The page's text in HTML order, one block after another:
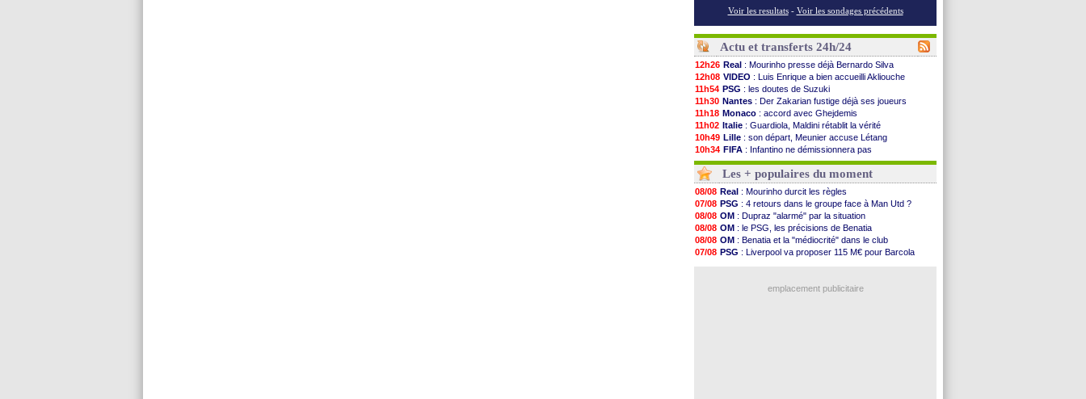
Voir les resultats - Voir les sondages précédents
Actu et transferts 24h/24
12h26 Real : Mourinho presse déjà Bernardo Silva
12h08 VIDEO : Luis Enrique a bien accueilli Akliouche
11h54 PSG : les doutes de Suzuki
11h30 Nantes : Der Zakarian fustige déjà ses joueurs
11h18 Monaco : accord avec Ghejdemis
11h02 Italie : Guardiola, Maldini rétablit la vérité
10h49 Lille : son départ, Meunier accuse Létang
10h34 FIFA : Infantino ne démissionnera pas
10h16 Barça: Flick esquive pour Ferran Torres
10h00
Liverpool: Araujo, une option d'achat à 55 M€
09h48 Lens: inquiétude pour Édouard
09h25
Man Utd: Vitek vendu à Middlesbrough (off.)
09h10
PSV : Sano recruté pour 14,5 M€ (officiel)
08h52
OM : Coventry pense à Angel Gomes
08/08 PSG : Rafel Pol satisfait des progrès
08/08 Amical: le Barça vainqueur puis battu
08/08 Inter : Calhanoglu prêt à prolonger
: les résultats de la soirée
Les + populaires du moment
08/08 Real : Mourinho durcit les règles
07/08 PSG : 4 retours dans le groupe face à Man Utd ?
08/08 OM : Dupraz "alarmé" par la situation
08/08 OM : le PSG, les précisions de Benatia
08/08 OM : Benatia et la "médiocrité" dans le club
07/08 PSG : Liverpool va proposer 115 M€ pour Barcola
emplacement publicitaire